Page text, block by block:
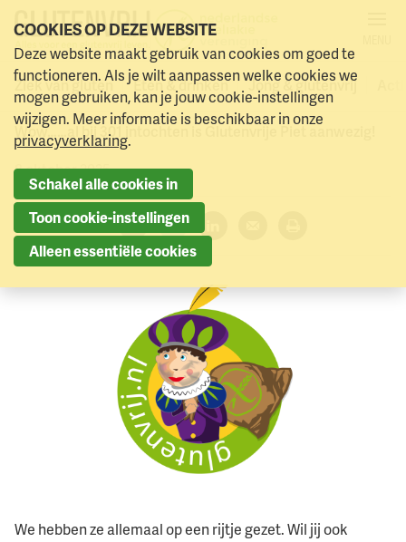
Naar menu Naar hoofdinhoud
Ziek van gluten Eten & drinken Jong & glutenvrij
Laatste week aanmelden
Glutenvrije Piet
Wow……al bij 301 intochten is Glutenvrije Piet aanwezig!
8 oktober 2025
Deel dit artikel:
Facebook
Twitter
We hebben ze allemaal op een rijtje gezet. Wil jij ook
COOKIES OP DEZE WEBSITE
Deze website maakt gebruik van cookies om goed te
functioneren. Als je wilt aanpassen welke cookies we
mogen gebruiken, kan je jouw cookie-instellingen
wijzigen. Meer informatie is beschikbaar in onze
privacyverklaring.
Schakel alle cookies in
Toon cookie-instellingen
Alleen essentiële cookies